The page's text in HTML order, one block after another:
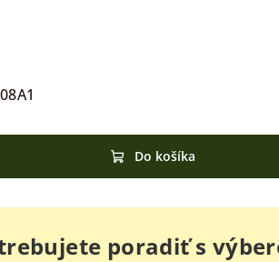
Do košíka
poradiť s